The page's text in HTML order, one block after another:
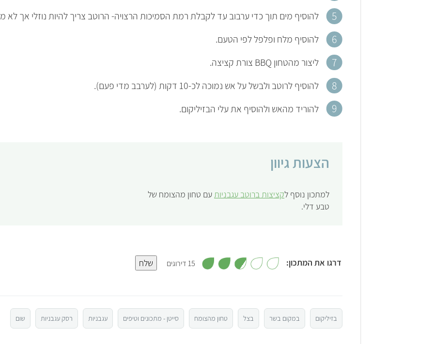
להוסיף מים תוך כדי ערבוב עד לקבלת רמת הסמיכות הרצויה- הרוטב צריך להיות נוזלי אך לא
להוסיף מלח ופלפל לפי הטעם.
ליצור מהטחון BBQ צורת קציצה.
להוסיף לרוטב ולבשל על אש נמוכה לכ-10 דקות (לערבב מדי פעם).
להוריד מהאש ולהוסיף את עלי הבזיליקום.
הצעות גיוון
למתכון נוסף לקציצות ברוטב עגבניותעם טחון מהצומח של
טבע דלי.
דרגו את המתכון:
3
15 דירוגים
ך
5
שלח
בזיליקום במקום בשר בצל טחון מהצומח סייטן - מתכונים וטיפים עגבניות רסק עגבניות שום